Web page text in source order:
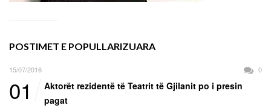
POSTIMET E POPULLARIZUARA
15/07/2016 0
01
Aktorët rezidentë të Teatrit të Gjilanit po i presin
pagat